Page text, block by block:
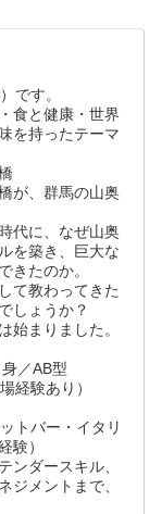
です。
食と健康・世界
を持ったテーマ
が、群馬の山奥
代に、なぜ山奥
を築き、巨大な
きたのか。
て教わってきた
しょうか？
始まりました。
／AB型
経験あり）
トバー・イタリ
験）
ンダースキル、
ジメントまで、